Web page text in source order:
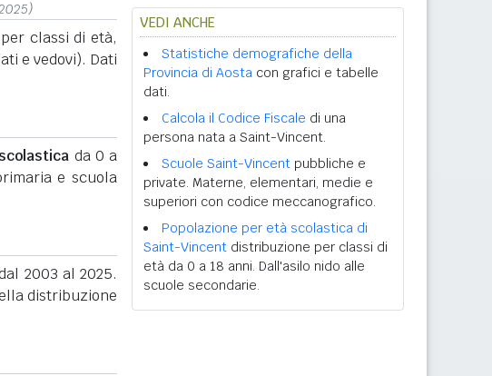
classi di età,
e vedovi). Dati
da 0 a
e scuola
2003 al 2025.
distribuzione
VEDI ANCHE
Statistiche demografiche della
Provincia di Aosta con grafici e tabelle
dati.
Calcola il Codice Fiscale di una
persona nata a Saint-Vincent.
Scuole Saint-Vincent pubbliche e
private. Materne, elementari, medie e
superiori con codice meccanografico.
Popolazione per età scolastica di
Saint-Vincent distribuzione per classi di
età da 0 a 18 anni. Dall'asilo nido alle
scuole secondarie.